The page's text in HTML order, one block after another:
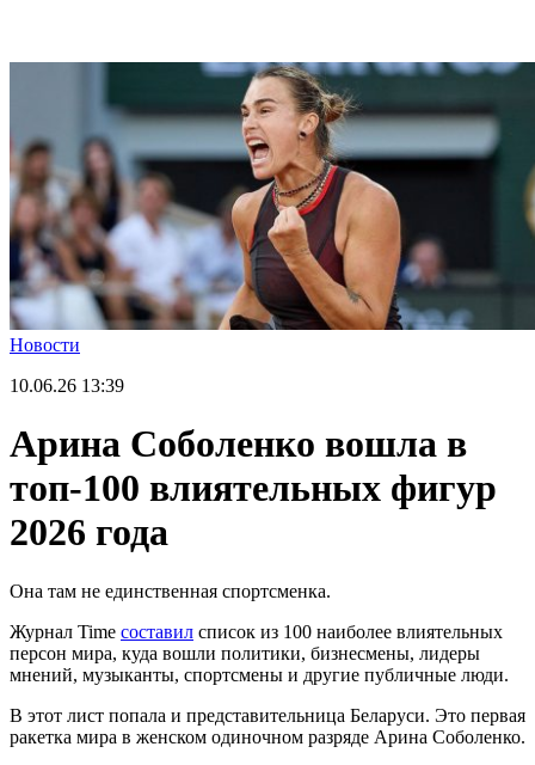
Новости
10.06.26 13:39
Арина Соболенко вошла в
топ-100 влиятельных фигур
2026 года
Она там не единственная спортсменка.
Журнал Time составил список из 100 наиболее влиятельных
персон мира, куда вошли политики, бизнесмены, лидеры
мнений, музыканты, спортсмены и другие публичные люди.
В этот лист попала и представительница Беларуси. Это первая
ракетка мира в женском одиночном разряде Арина Соболенко.